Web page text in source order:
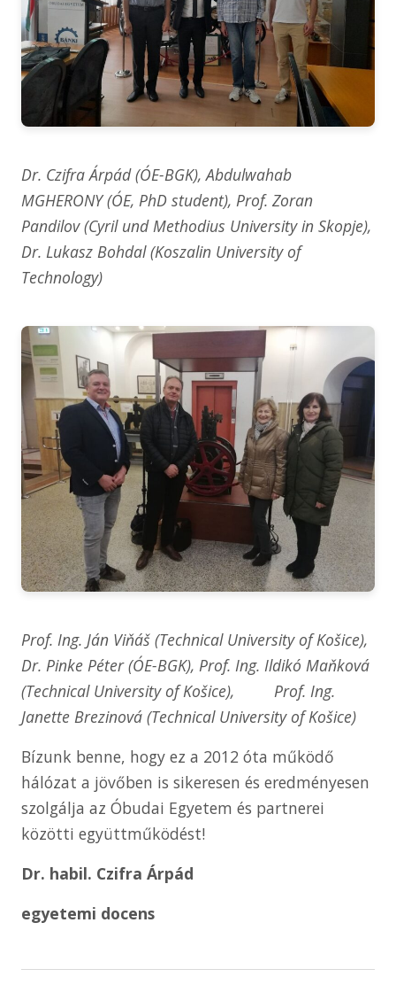
Dr. Czifra Árpád (ÓE-BGK), Abdulwahab
MGHERONY (ÓE, PhD student), Prof. Zoran
Pandilov (Cyril und Methodius University in Skopje),
Dr. Lukasz Bohdal (Koszalin University of
Technology)
Prof. Ing. Ján Viňáš (Technical University of Košice),
Dr. Pinke Péter(ÓE-BGK), Prof. Ing. Ildikó Maňková
(Technical University of Košice), Prof. Ing.
Janette Brezinová (Technical University of Košice)
Bízunk benne, hogy ez a 2012 óta működő
hálózat a jövőben is sikeresen és eredményesen
szolgálja az Óbudai Egyetem és partnerei
közötti együttműködést!
Dr. habil. Czifra Árpád
egyetemi docens